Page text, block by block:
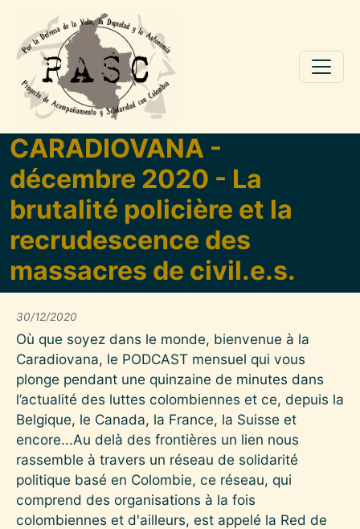
Pasar al contenido principal
CARADIOVANA -
décembre 2020 - La
brutalité policière et la
recrudescence des
massacres de civil.e.s.
30/12/2020
Où que soyez dans le monde, bienvenue à la
Caradiovana, le PODCAST mensuel qui vous
plonge pendant une quinzaine de minutes dans
l’actualité des luttes colombiennes et ce, depuis la
Belgique, le Canada, la France, la Suisse et
encore...Au delà des frontières un lien nous
rassemble à travers un réseau de solidarité
politique basé en Colombie, ce réseau, qui
comprend des organisations à la fois
colombiennes et d'ailleurs, est appelé la Red de